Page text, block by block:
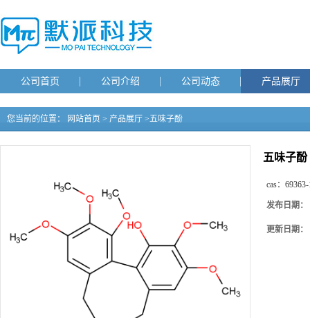
公司首页 公司介绍 公司动态 产品展厅
您当前的位置： 网站首页 > 产品展厅 >五味子酚
五味子酚
cas：
发布日期：
更新日期：